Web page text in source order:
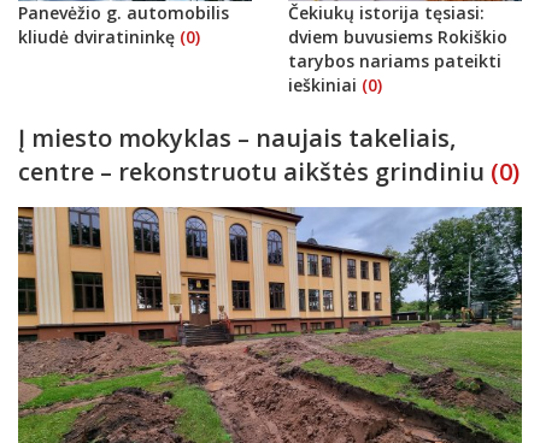
Panevėžio g. automobilis
kliudė dviratininkę (0)
Čekiukų istorija tęsiasi:
dviem buvusiems Rokiškio
tarybos nariams pateikti
ieškiniai (0)
Į miesto mokyklas – naujais takeliais,
centre – rekonstruotu aikštės grindiniu (0)